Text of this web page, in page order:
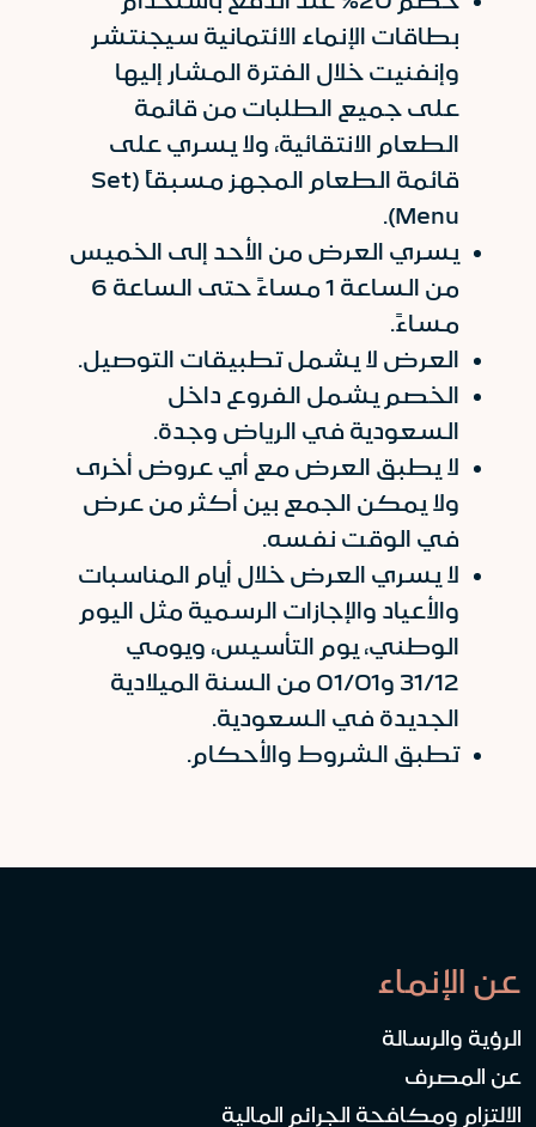
بطاقات الإنماء الائتمانية سيجنتشر
وإنفنيت خلال الفترة المشار إليها
على جميع الطلبات من قائمة
الطعام الانتقائية، ولا يسري على
قائمة الطعام المجهز مسبقاً (Set
Menu).
يسري العرض من الأحد إلى الخميس
من الساعة 1 مساءً حتى الساعة 6
مساءً.
العرض لا يشمل تطبيقات التوصيل.
الخصم يشمل الفروع داخل
السعودية في الرياض وجدة.
لا يطبق العرض مع أي عروض أخرى
ولا يمكن الجمع بين أكثر من عرض
في الوقت نفسه.
لا يسري العرض خلال أيام المناسبات
والأعياد والإجازات الرسمية مثل اليوم
الوطني، يوم التأسيس، ويومي
31/12 و01/01 من السنة الميلادية
الجديدة في السعودية.
تطبق الشروط والأحكام.
عن الإنماء
الرؤية والرسالة
عن المصرف
الالتزام ومكافحة الجرائم المالية